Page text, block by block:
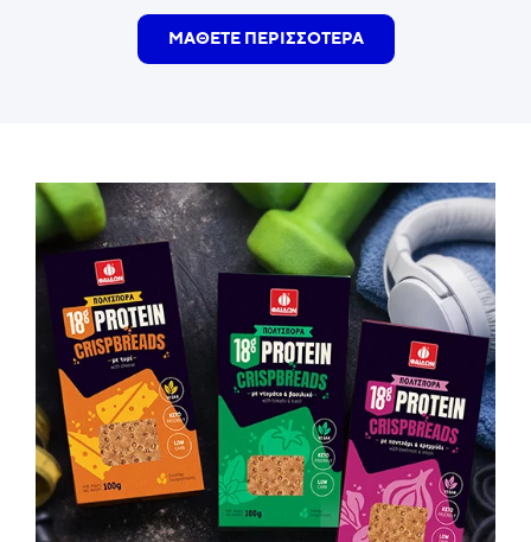
ΜΑΘΕΤΕ ΠΕΡΙΣΣΟΤΕΡΑ